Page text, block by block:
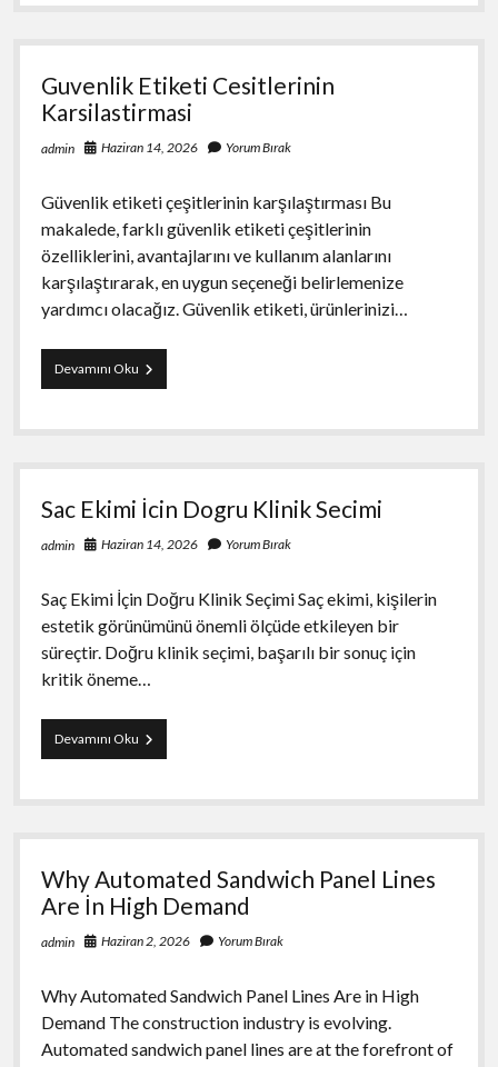
Guvenlik Etiketi Cesitlerinin
Karsilastirmasi
admin Haziran 14, 2026 Yorum Bırak
Güvenlik etiketi çeşitlerinin karşılaştırması Bu
makalede, farklı güvenlik etiketi çeşitlerinin
özelliklerini, avantajlarını ve kullanım alanlarını
karşılaştırarak, en uygun seçeneği belirlemenize
yardımcı olacağız. Güvenlik etiketi, ürünlerinizi…
Devamını OkuGuvenlik
Etiketi
Karsilastirmasi
Sac Ekimi İcin Dogru Klinik Secimi
admin Haziran 14, 2026 Yorum Bırak
Saç Ekimi İçin Doğru Klinik Seçimi Saç ekimi, kişilerin
estetik görünümünü önemli ölçüde etkileyen bir
süreçtir. Doğru klinik seçimi, başarılı bir sonuç için
kritik öneme…
Devamını OkuSac
Ekimi
Dogru
Secimi
Why Automated Sandwich Panel Lines
Are İn High Demand
admin Haziran 2, 2026 Yorum Bırak
Why Automated Sandwich Panel Lines Are in High
Demand The construction industry is evolving.
Automated sandwich panel lines are at the forefront of